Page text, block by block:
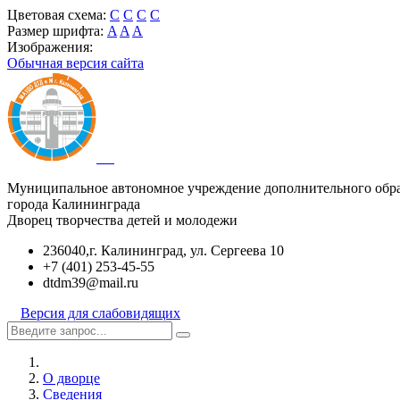
Цветовая схема: C C C C
Размер шрифта: A A A
Изображения:
Обычная версия сайта
Муниципальное автономное учреждение дополнительного
города Калининграда
Дворец творчества детей и молодежи
236040,г. Калининград, ул. Сергеева 10
+7 (401) 253-45-55
dtdm39@mail.ru
Версия для слабовидящих
О дворце
Сведения